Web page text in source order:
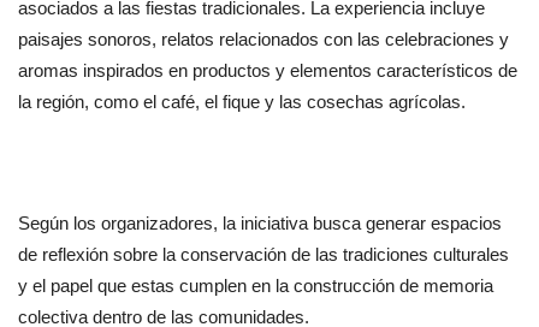
asociados a las fiestas tradicionales. La experiencia incluye
paisajes sonoros, relatos relacionados con las celebraciones y
aromas inspirados en productos y elementos característicos de
la región, como el café, el fique y las cosechas agrícolas.
Según los organizadores, la iniciativa busca generar espacios
de reflexión sobre la conservación de las tradiciones culturales
y el papel que estas cumplen en la construcción de memoria
colectiva dentro de las comunidades.